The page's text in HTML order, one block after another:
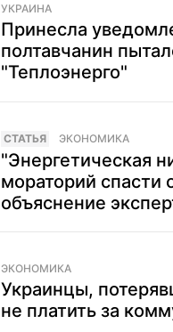
УКРАИНА
Принесла
полтавчанин
"Теплоэнерго"
CТАТЬЯ ЭКОНОМИКА
"Энергетическая
мораторий
объяснение
ЭКОНОМИКА
Украинцы,
не платить за